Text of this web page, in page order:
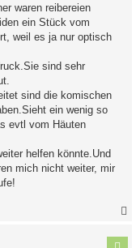
waren reibereien
ein Stück vom
weil es ja nur optisch
sind sehr
sind die komischen
ein wenig so
evtl vom Häuten
helfen könnte.Und
mich nicht weiter, mir